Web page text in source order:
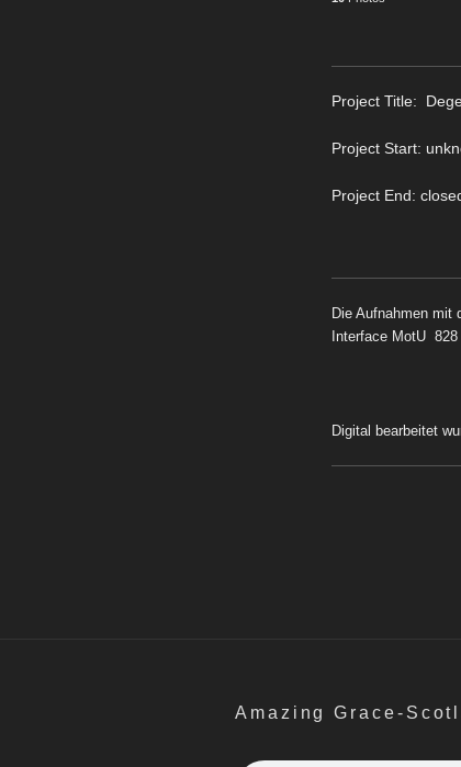
Project Title:
Project Start:
Project End:
Die Aufnahmen mit
Interface MotU
Digital bearbeitet
Amazing Grace-